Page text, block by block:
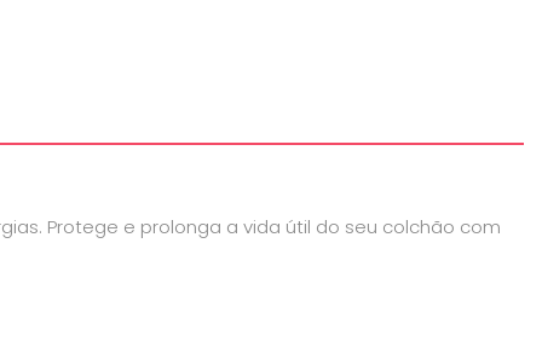
Protege e prolonga a vida útil do seu colchão com